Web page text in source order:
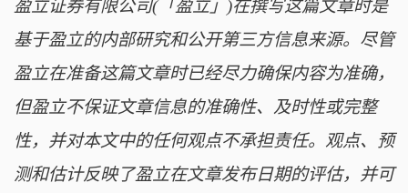
盈立证券有限公司(「盈立」)在撰写这篇文章时是
基于盈立的内部研究和公开第三方信息来源。尽管
盈立在准备这篇文章时已经尽力确保内容为准确，
但盈立不保证文章信息的准确性、及时性或完整
性，并对本文中的任何观点不承担责任。观点、预
测和估计反映了盈立在文章发布日期的评估，并可